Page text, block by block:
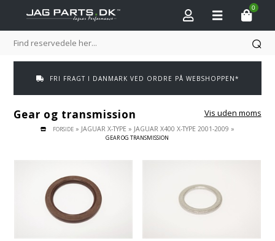
0
FRI FRAGT I DANMARK VED ORDRE PÅ WEBSHOPPEN*
Gear og transmission
FORSIDE» JAGUAR X-TYPE» JAGUAR X400 X-TYPE 2001-2009 »
GEAR OG TRANSMISSION
Vis uden moms